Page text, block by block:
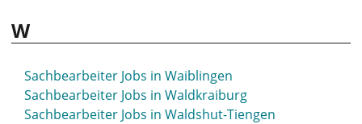
W
Sachbearbeiter Jobs in Waiblingen
Sachbearbeiter Jobs in Waldkraiburg
Sachbearbeiter Jobs in Waldshut-Tiengen